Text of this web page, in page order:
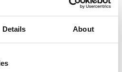
Details About
humaine est encore
ces erreurs. L'IA du
alors de la
des résultats de